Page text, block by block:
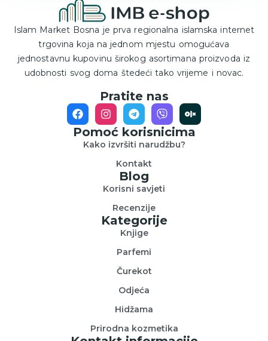
Islam Market Bosna je prva regionalna islamska internet
trgovina koja na jednom mjestu omogućava
jednostavnu kupovinu širokog asortimana proizvoda iz
udobnosti svog doma štedeći tako vrijeme i novac.
Pratite nas
Pomoć korisnicima
Kako izvršiti narudžbu?
Kontakt
Blog
Korisni savjeti
Recenzije
Kategorije
Knjige
Parfemi
Čurekot
Odjeća
Hidžama
Prirodna kozmetika